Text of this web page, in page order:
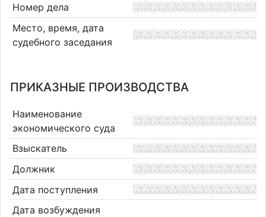
Номер дела
Место, время, дата
судебного заседания
ПРИКАЗНЫЕ ПРОИЗВОДСТВА
Наименование
экономического суда
Взыскатель
Должник
Дата поступления
Дата возбуждения